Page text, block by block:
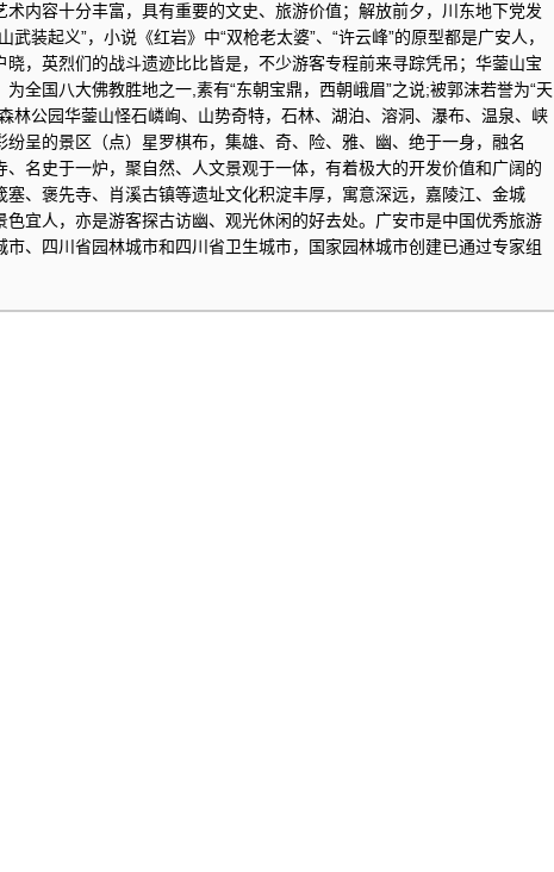
术内容十分丰富，具有重要的文史、旅游价值；解放前夕，川东地下党发
武装起义”，小说《红岩》中“双枪老太婆”、“许云峰”的原型都是广安人，
晓，英烈们的战斗遗迹比比皆是，不少游客专程前来寻踪凭吊；华蓥山宝
全国八大佛教胜地之一,素有“东朝宝鼎，西朝峨眉”之说;被郭沫若誉为“天
林公园华蓥山怪石嶙峋、山势奇特，石林、湖泊、溶洞、瀑布、温泉、峡
纷呈的景区（点）星罗棋布，集雄、奇、险、雅、幽、绝于一身，融名
、名史于一炉，聚自然、人文景观于一体，有着极大的开发价值和广阔的
塞、褒先寺、肖溪古镇等遗址文化积淀丰厚，寓意深远，嘉陵江、金城
色宜人，亦是游客探古访幽、观光休闲的好去处。广安市是中国优秀旅游
市、四川省园林城市和四川省卫生城市，国家园林城市创建已通过专家组